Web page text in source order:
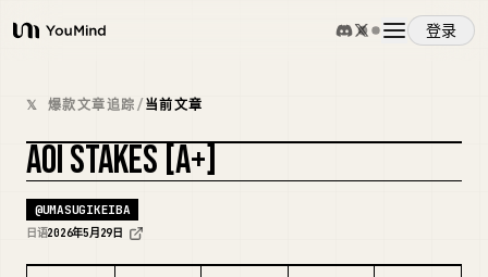
YouMind
登录
概览
使用案例
技能
𝕏 爆款文章追踪/当前文章
AOI STAKES [A+]
@UMASUGIKEIBA
日语2026年5月29日